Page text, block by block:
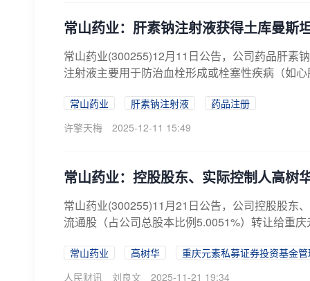
常山药业：肝素钠注射液获得土库曼斯
常山药业(300255)12月11日公告，公司药品肝素
注射液主要用于防治血栓形成或栓塞性疾病（如
常山药业 肝素钠注射液
药品注册
许擎天梅
2025-12-11 15:49
常山药业：控股股东、实际控制人高树
常山药业(300255)11月21日公告，公司控股股东
流通股（占公司总股本比例5.0051%）转让给重
常山药业 高树华
重庆元素私募证券投资基金
人民财讯
刘良文 2025-11-21 19:34